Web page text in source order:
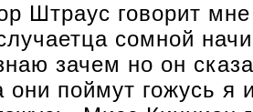
Штраус говорит
сомной
зачем но он
они поймут гожусь